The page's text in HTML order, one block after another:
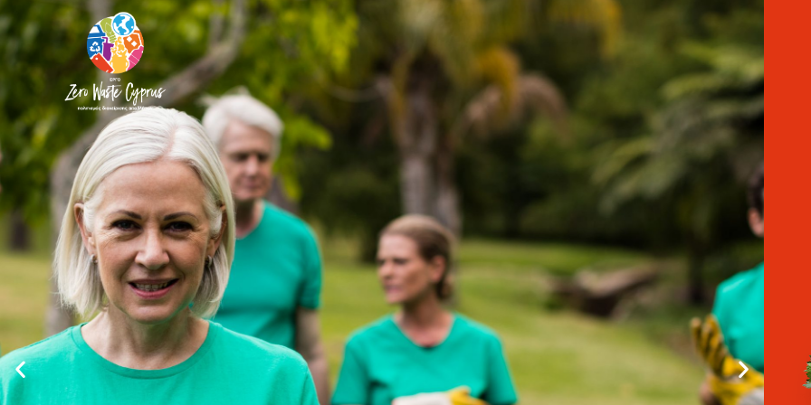
Zero Waste Cyprus
Be Part Of The
Solution Not Part Of